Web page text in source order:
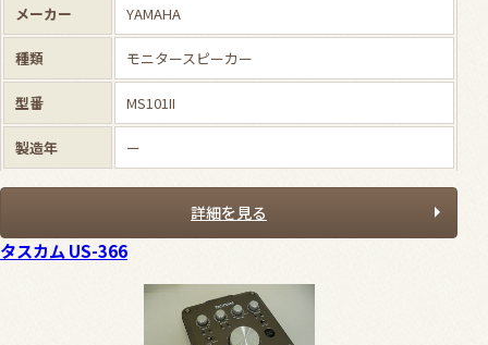
メーカー YAMAHA
種類 モニタースピーカー
型番 MS101II
製造年 ー
詳細を見る
タスカム US-366